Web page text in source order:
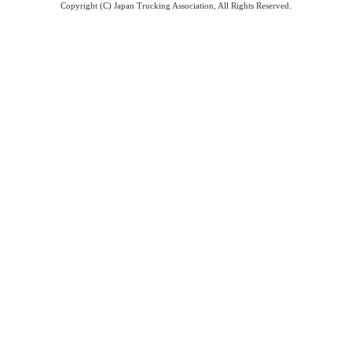
Copyright (C) Japan Trucking Association, All Rights Reserved.